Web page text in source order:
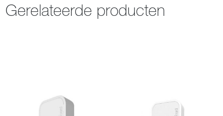
Gerelateerde producten